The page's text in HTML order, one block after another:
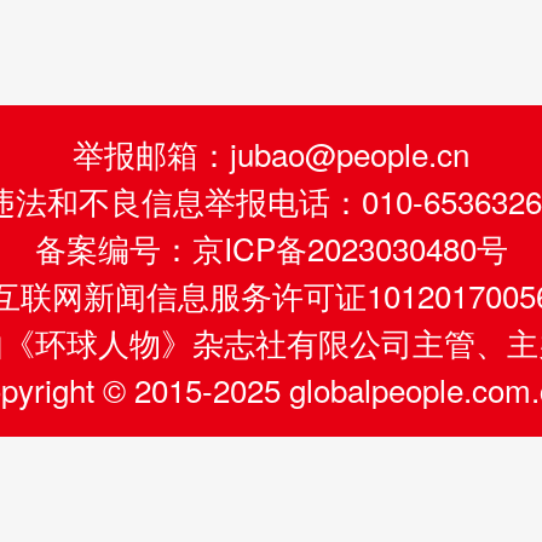
举报邮箱：jubao@people.cn
法和不良信息举报电话：010-
备案编号：京ICP备2023030480号
联网新闻信息服务许可证
环球人物》杂志社有限公司主管、
© 2015-2025